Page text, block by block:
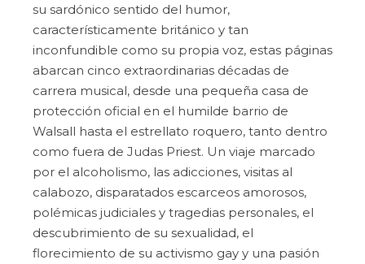
su sardónico sentido del humor,
característicamente británico y tan
inconfundible como su propia voz, estas páginas
abarcan cinco extraordinarias décadas de
carrera musical, desde una pequeña casa de
protección oficial en el humilde barrio de
Walsall hasta el estrellato roquero, tanto dentro
como fuera de Judas Priest. Un viaje marcado
por el alcoholismo, las adicciones, visitas al
calabozo, disparatados escarceos amorosos,
polémicas judiciales y tragedias personales, el
descubrimiento de su sexualidad, el
florecimiento de su activismo gay y una pasión